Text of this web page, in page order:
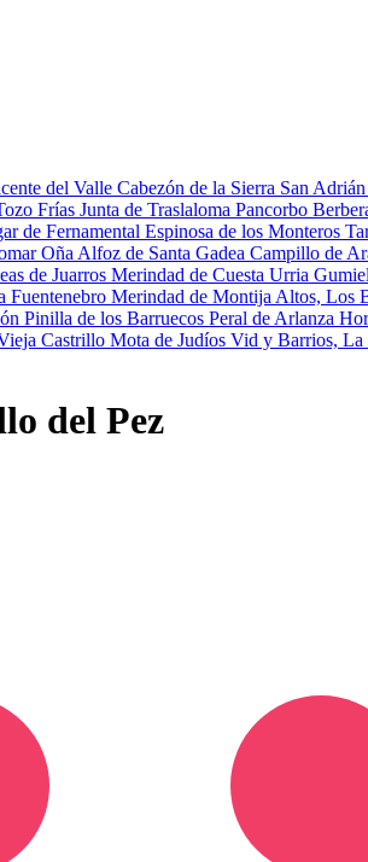
del Valle Cabezón de la Sierra San
Frías Junta de Traslaloma Pancorbo
de Fernamental Espinosa de los Monteros
Oña Alfoz de Santa Gadea Campillo de
de Juarros Merindad de Cuesta Urria
Fuentenebro Merindad de Montija Altos, Los
Pinilla de los Barruecos Peral de Arlanza
Castrillo Mota de Judíos Vid y Barrios, La
del Pez